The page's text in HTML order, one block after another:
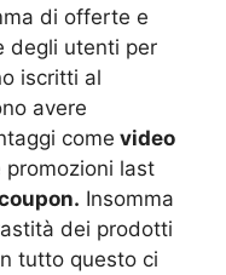
di offerte e
degli utenti per
iscritti al
avere
come video
promozioni last
Insomma
dei prodotti
tutto questo ci